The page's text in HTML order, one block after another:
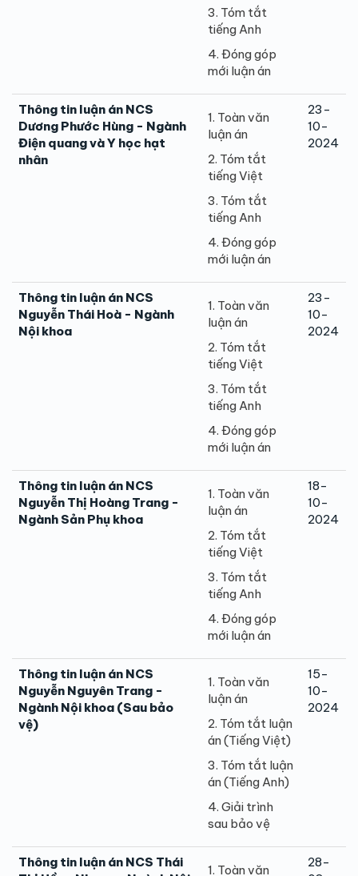
3. Tóm tắt
tiếng Anh
4. Đóng góp
mới luận án
Thông tin luận án NCS
Dương Phước Hùng - Ngành
Điện quang và Y học hạt
nhân
1. Toàn văn
luận án
2. Tóm tắt
tiếng Việt
3. Tóm tắt
tiếng Anh
4. Đóng góp
mới luận án
23-
10-
2024
Thông tin luận án NCS
Nguyễn Thái Hoà - Ngành
Nội khoa
1. Toàn văn
luận án
2. Tóm tắt
tiếng Việt
3. Tóm tắt
tiếng Anh
4. Đóng góp
mới luận án
23-
10-
2024
Thông tin luận án NCS
Nguyễn Thị Hoàng Trang -
Ngành Sản Phụ khoa
1. Toàn văn
luận án
2. Tóm tắt
tiếng Việt
3. Tóm tắt
tiếng Anh
4. Đóng góp
mới luận án
18-
10-
2024
Thông tin luận án NCS
Nguyễn Nguyên Trang -
Ngành Nội khoa (Sau bảo
vệ)
1. Toàn văn
luận án
2. Tóm tắt luận
án (Tiếng Việt)
3. Tóm tắt luận
án (Tiếng Anh)
4. Giải trình
sau bảo vệ
15-
10-
2024
Thông tin luận án NCS Thái
1. Toàn văn
28-